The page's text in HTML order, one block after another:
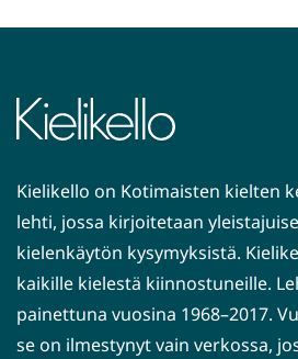
Kielikello on Kotimaisten kielten
lehti, jossa kirjoitetaan
kielenkäytön kysymyksistä.
kaikille kielestä kiinnostuneille.
painettuna vuosina 1968–2017.
se on ilmestynyt vain verkossa,